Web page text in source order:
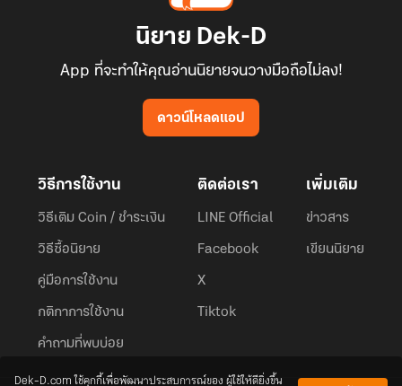
นิยาย Dek-D
App ที่จะทำให้คุณอ่านนิยายจนวางมือถือไม่ลง!
ดาวน์โหลดแอป
วิธีการใช้งาน
วิธีเติม Coin / ชำระเงิน
วิธีซื้อนิยาย
คู่มือการใช้งาน
กติกาการใช้งาน
คำถามที่พบบ่อย
ติดต่อเรา
LINE Official
Facebook
X
Tiktok
เพิ่มเติม
ข่าวสาร
เขียนนิยาย
Dek-D.com ใช้คุกกี้เพื่อพัฒนาประสบการณ์ของ ผู้ใช้ให้ดียิ่งขึ้น